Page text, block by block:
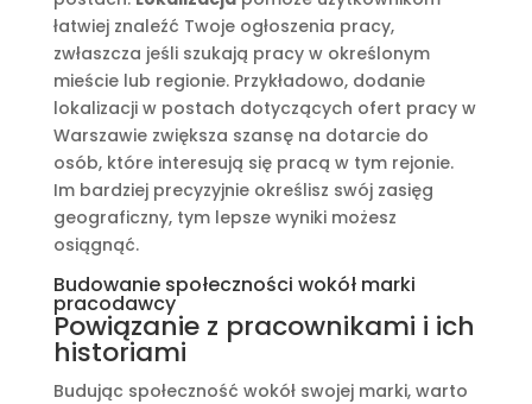
łatwiej znaleźć Twoje ogłoszenia pracy,
zwłaszcza jeśli szukają pracy w określonym
mieście lub regionie. Przykładowo, dodanie
lokalizacji w postach dotyczących ofert pracy w
Warszawie zwiększa szansę na dotarcie do
osób, które interesują się pracą w tym rejonie.
Im bardziej precyzyjnie określisz swój zasięg
geograficzny, tym lepsze wyniki możesz
osiągnąć.
Budowanie społeczności wokół marki
pracodawcy
Powiązanie z pracownikami i ich
historiami
Budując społeczność wokół swojej marki, warto